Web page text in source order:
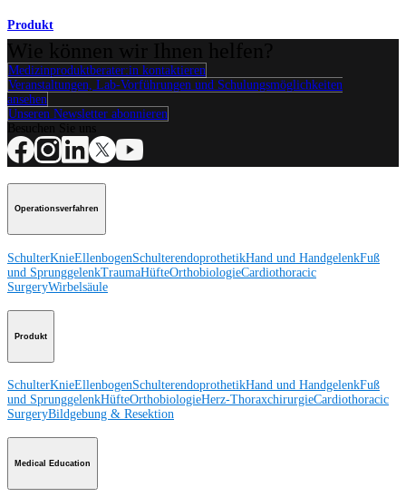
Produkt
Medizinproduktberater:in kontaktieren
Veranstaltungen, Lab-Vorführungen und Schulungsmöglichkeiten
ansehen
Unseren Newsletter abonnieren
Operationsverfahren
SchulterKnieEllenbogenSchulterendoprothetikHand und HandgelenkFuß
und SprunggelenkTraumaHüfteOrthobiologieCardiothoracic
SurgeryWirbelsäule
Produkt
SchulterKnieEllenbogenSchulterendoprothetikHand und HandgelenkFuß
und SprunggelenkHüfteOrthobiologieHerz-ThoraxchirurgieCardiothoracic
SurgeryBildgebung & Resektion
Medical Education